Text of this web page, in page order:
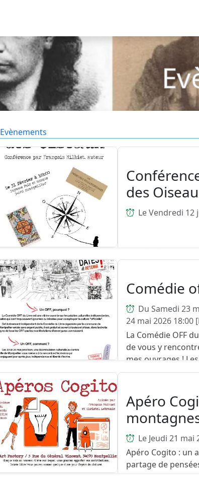
Evènements
des
Le Vendredi 12
oiseaux chez
Comédie
Du Samedi 23
24 mai 2026 18:00
La Comédie OFF
de vous y
mes ouvrages !
découvrir cette
Apéro
Le Jeudi 21 mai
Apéro Cogito : un
partage de